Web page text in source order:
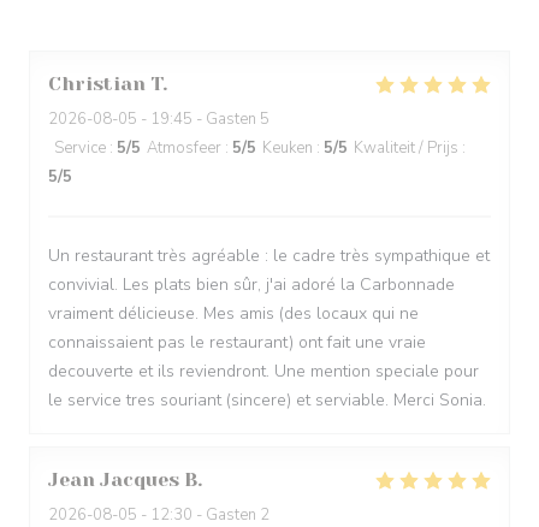
Christian T
2026-08-05 - 19:45 - Gasten 5
Service : 5/5 Atmosfeer : 5/5 Keuken : 5/5 Kwaliteit / Prijs :
5/5
Un restaurant très agréable : le cadre très sympathique et
convivial. Les plats bien sûr, j'ai adoré la Carbonnade
vraiment délicieuse. Mes amis (des locaux qui ne
connaissaient pas le restaurant) ont fait une vraie
decouverte et ils reviendront. Une mention speciale pour
le service tres souriant (sincere) et serviable. Merci Sonia.
Jean Jacques B
2026-08-05 - 12:30 - Gasten 2